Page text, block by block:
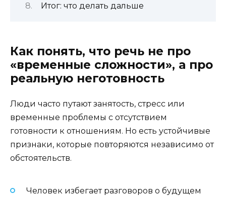
Итог: что делать дальше
Как понять, что речь не про
«временные сложности», а про
реальную неготовность
Люди часто путают занятость, стресс или
временные проблемы с отсутствием
готовности к отношениям. Но есть устойчивые
признаки, которые повторяются независимо от
обстоятельств.
Человек избегает разговоров о будущем